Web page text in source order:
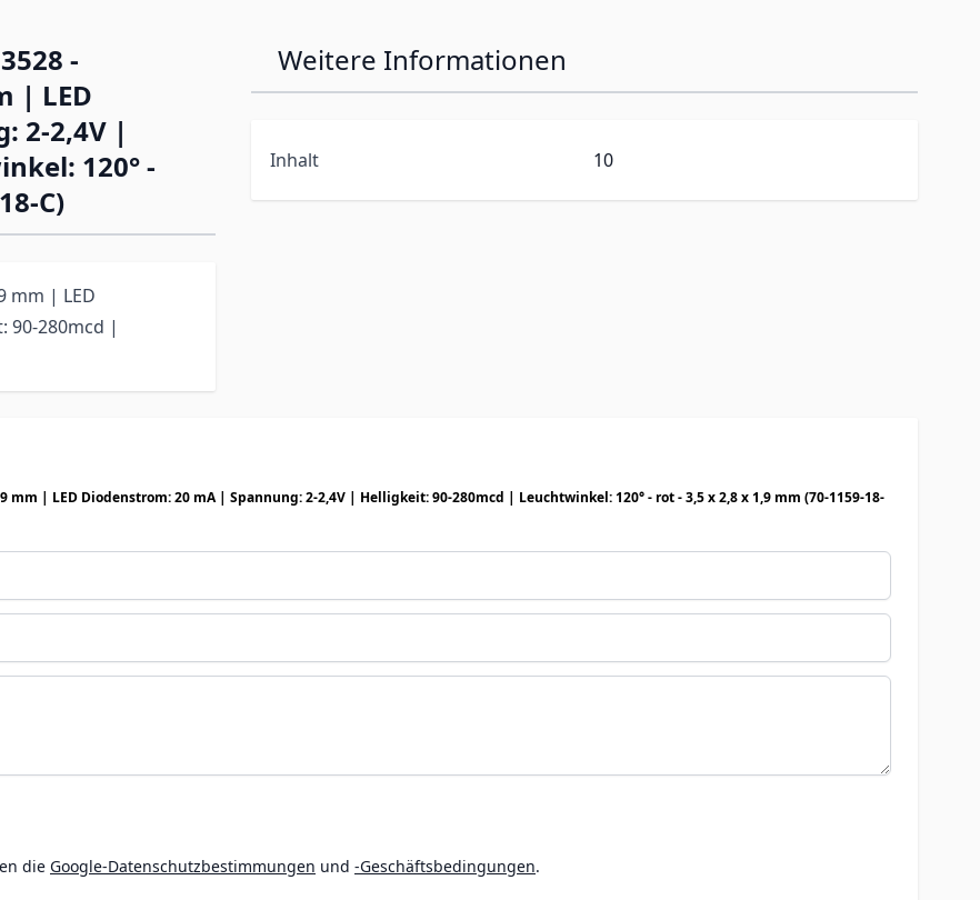
-
| LED
2-2,4V |
120° -
C)
mm | LED
90-280mcd |
Weitere Informationen
Inhalt 10
20 mA | Spannung: 2-2,4V | Helligkeit: 90-280mcd | Leuchtwinkel: 120° - rot - 3,5 x 2,8 x 1,9 mm (70-1159-18-
die Google-Datenschutzbestimmungen und -Geschäftsbedingungen.